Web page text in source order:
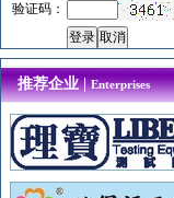
验证码：
推荐企业 |Enterprises